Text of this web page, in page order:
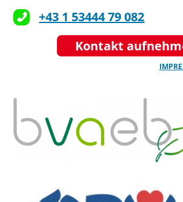
+43 1 53444 79 082
Kontakt